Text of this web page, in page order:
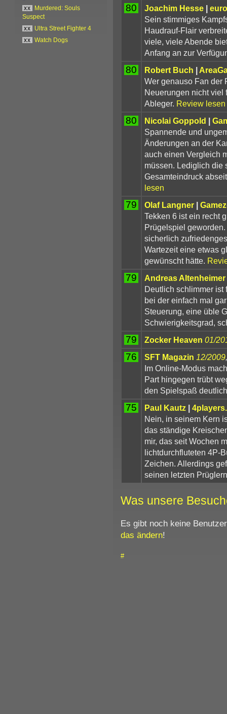
80 Joachim Hesse|
Sein stimmiges
Haudrauf-Flair
viele, viele Abende
Anfang an zur
80 Robert Buch |
Wer genauso Fan der
Neuerungen nicht viel
Ableger. Review lesen
80 Nicolai Goppold |
Spannende und
Änderungen an der
auch einen Vergleich
müssen. Lediglich die
Gesamteindruck
lesen
79 Olaf Langner|
Tekken 6 ist ein recht
Prügelspiel
sicherlich
Wartezeit eine etwas
gewünscht hätte.
79 Andreas Altenheimer
Deutlich schlimmer ist
bei der einfach mal
Steuerung, eine üble
Schwierigkeitsgrad,
79 Zocker Heaven 01/
76 SFT Magazin 12/2009
Im Online-Modus
Part hingegen trübt
den Spielspaß
75 Paul Kautz |
Nein, in seinem Kern
das ständige
mir, das seit Wochen
lichtdurchfluteten 4P-
Zeichen. Allerdings
seinen letzten
Was unsere
Es gibt noch keine
das ändern!
#
xx
Murdered: Souls
Suspect
xx
Ultra Street Fighter 4
xx
Watch Dogs